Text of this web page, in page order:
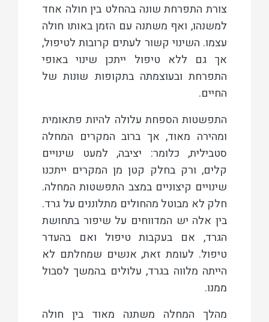
צורת התפרחת שונה בהחלט בין חולה אחד
למשנהו, ואף משתנה עם הזמן באותו חולה
עצמו. השינוי קשור לעתים קרובות לטיפול,
אך גם ללא טיפול ייתכן שינוי באופי
התפרחת ובעוצמתה בתקופות שונות של
החיים.
התפשטות הספחת עלולה להיות פתאומית
ומהירה מאוד, אך ברוב המקרים המחלה
סטבילית, כלומר: יציבה, למעט שינויים
קלים, ורק בחלק קטן מן המקרים ייתכנו
שינויים קיצוניים במצב התפשטות המחלה.
חלק לא מבוטל מהחולים מתלוננים על גרד.
בין אלה יש המדווחים על שיפור בתחושת
הגרד, אם בעקבות טיפול ואם בהעדר
טיפול. לעומת זאת, אנשים שמחלתם לא
הייתה מלווה בגרד, עלולים בהמשך לסבול
ממנו.
מהלך המחלה משתנה מאוד בין חולה